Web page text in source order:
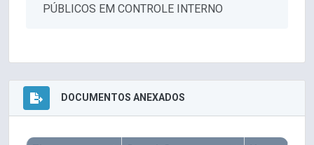
PÚBLICOS EM CONTROLE INTERNO
DOCUMENTOS ANEXADOS